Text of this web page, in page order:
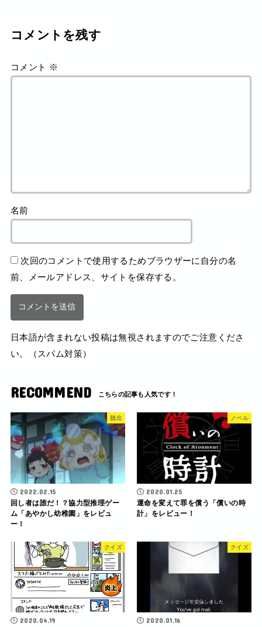
コメントを残す
コメント ※
名前
次回のコメントで使用するためブラウザーに自分の名
前、メールアドレス、サイトを保存する。
日本語が含まれない投稿は無視されますのでご注意くださ
い。（スパム対策）
RECOMMEND
脱出
2022.02.15
回し者は誰だ！？協力型推理ゲー
ム「あやかし幼稚園」をレビュ
ー！
ノベル
2020.01.25
運命を変えて罪を償う「償いの時
計」をレビュー！
クイズ
2020.04.19
クイズ
2020.01.16